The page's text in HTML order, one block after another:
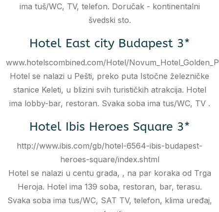
ima tuš/WC, TV, telefon. Doručak - kontinentalni
švedski sto.
Hotel East city Budapest 3*
www.hotelscombined.com/Hotel/
Hotel se nalazi u Pešti, preko puta Istočne železničke
stanice Keleti, u blizini svih turističkih atrakcija. Hotel
ima lobby-bar, restoran. Svaka soba ima tus/WC, TV .
Hotel Ibis Heroes Square 3*
http://www.ibis.com/gb/hotel-6564-ibis-budapest-
heroes-square/index.shtml
Hotel se nalazi u centu grada, , na par koraka od Trga
Heroja. Hotel ima 139 soba, restoran, bar, terasu.
Svaka soba ima tus/WC, SAT TV, telefon, klima uređaj,